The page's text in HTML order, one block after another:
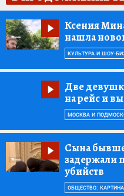
Ксения
нашла
КУЛЬТУРА И ШОУ-
Две
на рейс и
МОСКВА И
Сына
задержали
убийств
ОБЩЕСТВО: